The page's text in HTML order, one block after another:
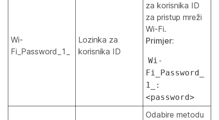
Wi-
Fi_Password_1_
Lozinka za
korisnika ID
za korisnika ID
za pristup mreži
Wi-Fi.
Primjer:
Wi-
Fi_Password_
1_:
<password>
Odabire metodu